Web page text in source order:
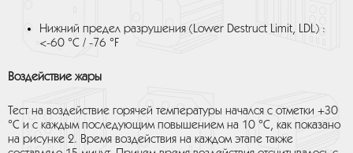
Нижний предел разрушения (Lower Destruct Limit, LDL) :
<-60 °C / -76 °F
Воздействие жары
Тест на воздействие горячей температуры начался с отметки +30
°С и с каждым последующим повышением на 10 °С, как показано
на рисунке 2. Время воздействия на каждом этапе также